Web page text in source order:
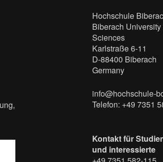
Hochschule
Biberach
Sciences
Karlstraße 6-11
D-88400 Biberach
Germany
info@hochschule-
Telefon: +49 7351
Kontakt für
und interessierte